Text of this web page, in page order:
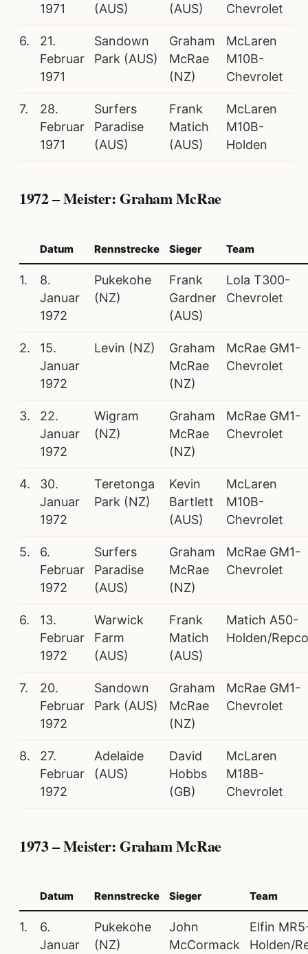
1971
(AUS)
(AUS)
Chevrolet
6.
21.
Februar
1971
Sandown
Park (AUS)
Graham
McRae
(NZ)
McLaren
M10B-
Chevrolet
7.
28.
Februar
1971
Surfers
Paradise
(AUS)
Frank
Matich
(AUS)
McLaren
M10B-
Holden
1972 – Meister: Graham McRae
Datum Rennstrecke Sieger Team
1.
8.
Januar
1972
Pukekohe
(NZ)
Frank
Gardner
(AUS)
Lola T300-
Chevrolet
2.
15.
Januar
1972
Levin (NZ)
Graham
McRae
(NZ)
McRae GM1-
Chevrolet
3.
22.
Januar
1972
Wigram
(NZ)
Graham
McRae
(NZ)
McRae GM1-
Chevrolet
4.
30.
Januar
1972
Teretonga
Park (NZ)
Kevin
Bartlett
(AUS)
McLaren
M10B-
Chevrolet
5.
6.
Februar
1972
Surfers
Paradise
(AUS)
Graham
McRae
(NZ)
McRae GM1-
Chevrolet
6.
13.
Februar
1972
Warwick
Farm
(AUS)
Frank
Matich
(AUS)
Matich A50-
Holden/Repco
7.
20.
Februar
1972
Sandown
Park (AUS)
Graham
McRae
(NZ)
McRae GM1-
Chevrolet
8.
27.
Februar
1972
Adelaide
(AUS)
David
Hobbs
(GB)
McLaren
M18B-
Chevrolet
1973 – Meister: Graham McRae
Datum Rennstrecke Sieger Team
1.
6.
Januar
Pukekohe
(NZ)
John
McCormack
Elfin
Holden/